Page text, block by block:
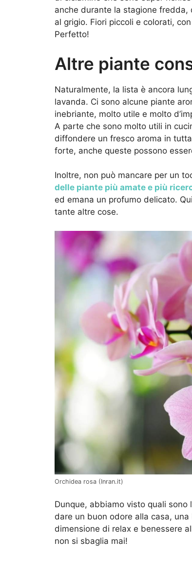
anche durante la stagione fredda,
al grigio. Fiori piccoli e colorati,
Perfetto!
Altre piante
Naturalmente, la lista è ancora
lavanda. Ci sono alcune piante
inebriante, molto utile e molto
A parte che sono molto utili in
diffondere un fresco aroma in
forte, anche queste possono
Inoltre, non può mancare per un
delle piante più amate e più
ed emana un profumo delicato.
tante altre cose.
Orchidea rosa (Inran.it)
Dunque, abbiamo visto quali
dare un buon odore alla casa,
dimensione di relax e benessere
non si sbaglia mai!